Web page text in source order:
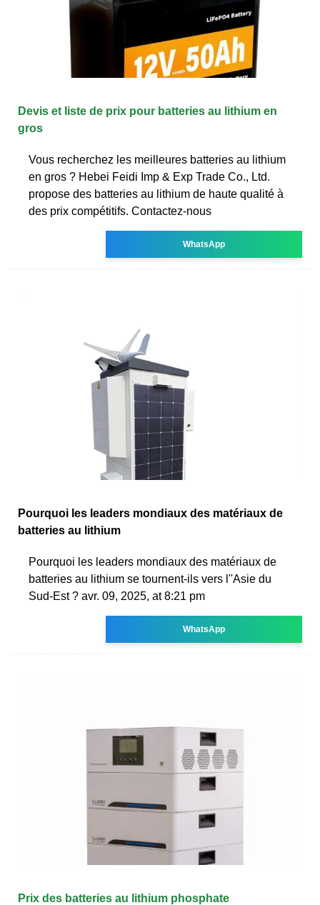
Devis et liste de prix pour batteries au lithium en
gros
Vous recherchez les meilleures batteries au lithium
en gros ? Hebei Feidi Imp & Exp Trade Co., Ltd.
propose des batteries au lithium de haute qualité à
des prix compétitifs. Contactez-nous
WhatsApp
Pourquoi les leaders mondiaux des matériaux de
batteries au lithium
Pourquoi les leaders mondiaux des matériaux de
batteries au lithium se tournent-ils vers l''Asie du
Sud-Est ? avr. 09, 2025, at 8:21 pm
WhatsApp
Prix des batteries au lithium phosphate